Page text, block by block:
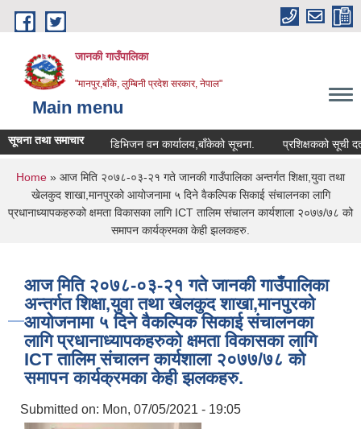
Skip to main content
जानकी गाउँपालिका
"मानपुर,बाँके, लुम्बिनी प्रदेश सरकार, नेपाल"
Main menu
सूचना तथा समाचारडिभिजन वन कार्यालय,बाँकेको सूचना. प्रशिक्षकको सूची दर्ता
You are here
Home » आज मिति २०७८-०३-२१ गते जानकी गाउँपालिका अन्तर्गत शिक्षा,युवा तथा
खेलकुद शाखा,मानपुरको आयोजनामा ५ दिने वैकल्पिक सिकाई संचालनका लागि
प्रधानाध्यापकहरुको क्षमता विकासका लागि ICT तालिम संचालन कार्यशाला २०७७/७८ को
समापन कार्यक्रमका केही झलकहरु.
आज मिति २०७८-०३-२१ गते जानकी गाउँपालिका
अन्तर्गत शिक्षा,युवा तथा खेलकुद शाखा,मानपुरको
आयोजनामा ५ दिने वैकल्पिक सिकाई संचालनका
लागि प्रधानाध्यापकहरुको क्षमता विकासका लागि
ICT तालिम संचालन कार्यशाला २०७७/७८ को
समापन कार्यक्रमका केही झलकहरु.
Submitted on: Mon, 07/05/2021 - 19:05